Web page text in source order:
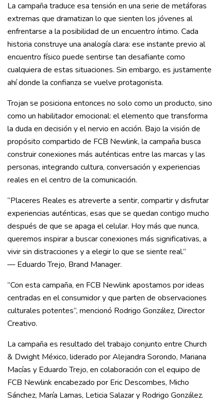
La campaña traduce esa tensión en una serie de metáforas
extremas que dramatizan lo que sienten los jóvenes al
enfrentarse a la posibilidad de un encuentro íntimo. Cada
historia construye una analogía clara: ese instante previo al
encuentro físico puede sentirse tan desafiante como
cualquiera de estas situaciones. Sin embargo, es justamente
ahí donde la confianza se vuelve protagonista.
Trojan se posiciona entonces no solo como un producto, sino
como un habilitador emocional: el elemento que transforma
la duda en decisión y el nervio en acción. Bajo la visión de
propósito compartido de FCB Newlink, la campaña busca
construir conexiones más auténticas entre las marcas y las
personas, integrando cultura, conversación y experiencias
reales en el centro de la comunicación.
“Placeres Reales es atreverte a sentir, compartir y disfrutar
experiencias auténticas, esas que se quedan contigo mucho
después de que se apaga el celular. Hoy más que nunca,
queremos inspirar a buscar conexiones más significativas, a
vivir sin distracciones y a elegir lo que se siente real.”
— Eduardo Trejo, Brand Manager.
“Con esta campaña, en FCB Newlink apostamos por ideas
centradas en el consumidor y que parten de observaciones
culturales potentes”, mencionó Rodrigo González, Director
Creativo.
La campaña es resultado del trabajo conjunto entre Church
& Dwight México, liderado por Alejandra Sorondo, Mariana
Macías y Eduardo Trejo, en colaboración con el equipo de
FCB Newlink encabezado por Eric Descombes, Micho
Sánchez, María Lamas, Leticia Salazar y Rodrigo González.